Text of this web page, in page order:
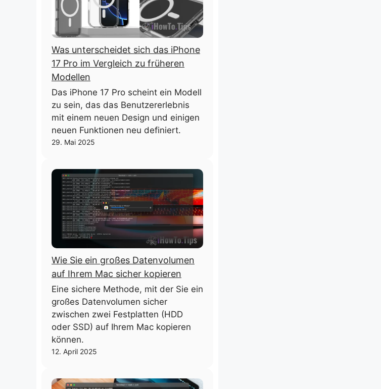
Was unterscheidet sich das iPhone
17 Pro im Vergleich zu früheren
Modellen
Das iPhone 17 Pro scheint ein Modell
zu sein, das das Benutzererlebnis
mit einem neuen Design und einigen
neuen Funktionen neu definiert.
29. Mai 2025
Wie Sie ein großes Datenvolumen
auf Ihrem Mac sicher kopieren
Eine sichere Methode, mit der Sie ein
großes Datenvolumen sicher
zwischen zwei Festplatten (HDD
oder SSD) auf Ihrem Mac kopieren
können.
12. April 2025